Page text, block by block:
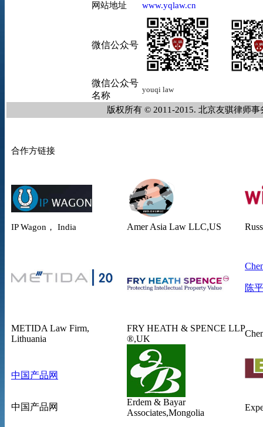
网站地址
www.yqlaw.cn
微信公众号
微信公众号
名称
youqi law
版权所有 © 2011-2015. 北京友骐律
合作方链接
IP Wagon， India Amer Asia Law LLC,US
陈
METIDA Law Firm,
Lithuania
FRY HEATH & SPENCE LLP
®,UK
中国产品网
中国产品网
Erdem & Bayar
Associates,Mongolia